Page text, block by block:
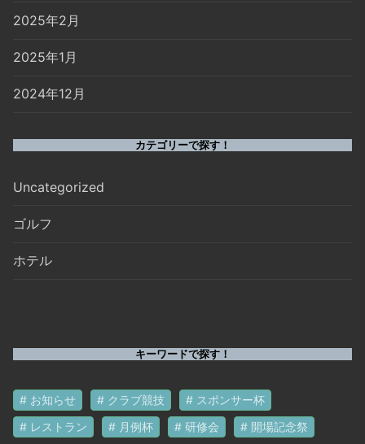
2025年2月
2025年1月
2024年12月
カテゴリーで探す！
Uncategorized
ゴルフ
ホテル
キーワードで探す！
お知らせ クラブ競技
スポンサー杯
レストラン
月例杯 研修会 開場記念祭